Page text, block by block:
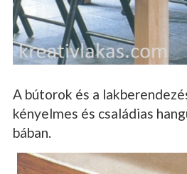
A bútorok és a
kényelmes és családias
bában.